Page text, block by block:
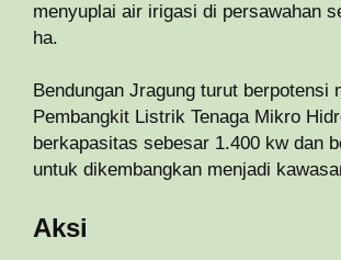
menyuplai air irigasi di persawahan
ha.
Bendungan Jragung turut berpotensi
Pembangkit Listrik Tenaga Mikro
berkapasitas sebesar 1.400 kw dan
untuk dikembangkan menjadi
Aksi